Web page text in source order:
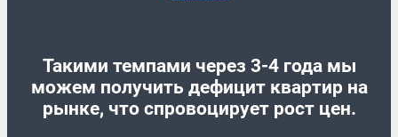
Такими темпами через 3-4 года мы
можем получить дефицит квартир на
рынке, что спровоцирует рост цен.